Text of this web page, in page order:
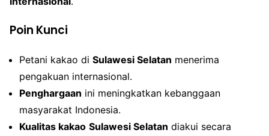
Poin Kunci
Petani kakao di Sulawesi Selatan menerima
pengakuan internasional.
Penghargaan ini meningkatkan kebanggaan
masyarakat Indonesia.
Kualitas kakao Sulawesi Selatan diakui secara